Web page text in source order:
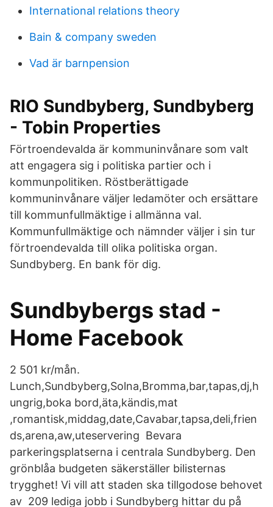
International relations theory
Bain & company sweden
Vad är barnpension
RIO Sundbyberg, Sundbyberg
- Tobin Properties
Förtroendevalda är kommuninvånare som valt
att engagera sig i politiska partier och i
kommunpolitiken. Röstberättigade
kommuninvånare väljer ledamöter och ersättare
till kommunfullmäktige i allmänna val.
Kommunfullmäktige och nämnder väljer i sin tur
förtroendevalda till olika politiska organ.
Sundbyberg. En bank för dig.
Sundbybergs stad -
Home Facebook
2 501 kr/mån.
Lunch,Sundbyberg,Solna,Bromma,bar,tapas,dj,h
ungrig,boka bord,äta,kändis,mat​
,romantisk,middag,date,Cavabar,tapsa,deli,frien
ds,arena,aw,uteservering Bevara
parkeringsplatserna i centrala Sundbyberg. Den
grönblåa budgeten säkerställer bilisternas
trygghet! Vi vill att staden ska tillgodose behovet
av 209 lediga jobb i Sundbyberg hittar du på